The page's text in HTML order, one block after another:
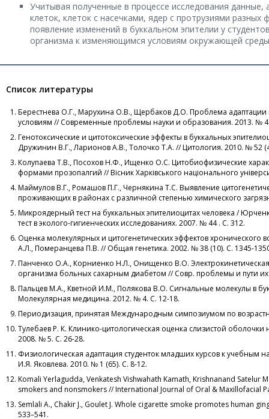
Учитывая полученные в процессе исследования
клеток, клеток с насечками, ядер с протрузиями
появление изменений в буккальном эпителии у
организма к изменяющимся условиям окружающей
Список литературы
Берестнева О.Г., Марухина О.В., Щербаков Д.О. Проблема адаптации
условиям // Современные проблемы науки и образования. 2013. №
Генотоксические и цитотоксические эффекты в буккальных
Дружинин В.Г., Ларионов А.В., Толочко Т.А. // Цитология. 2010. № 52
Колупаева Т.В., Посохов Н.Ф., Ищенко О.С. Цитобиофизические
формами прозопалгий // Вісник Харківського національного
Маймулов В.Г., Ромашов П.Г., Чернякина Т.С. Выявление
проживающих в районах с различной степенью химического
Микроядерный тест на буккальных эпителиоцитах человека /
тест в эколого-гигиенческих исследованиях. 2007. № 44 . С. 312.
Оценка молекулярных и цитогенетических эффектов
А.Л., Померанцева П.В. // Общая генетика. 2002. № 38 (10). С. 1345-
Панченко О.А., Корниенко Н.Л., Онищенко В.О.
организма больных сахарным диабетом // Совр. проблемы и пути
Пальцев М.А., Кветной И.М., Полякова В.О. Сигнальные молекулы в
Молекулярная медицина. 2012. № 4. С. 12-18.
Периодизация, принятая Международным симпозиумом по
Тулебаев Р. К. Клинико-цитологическая оценка слизистой
2008. № 5. С. 26-28.
Физиологическая адаптация студенток младших курсов к
И.Я. Яковлева. 2010. № 1 (65). С. 8-12.
Komali Yerlagudda, Venkatesh Vishwahath Kamath, Krishnanand
smokers and nonsmokers // International Journal of Oral & Maxillofacial
Semlali A., Chakir J., Goulet J. Whole cigarette smoke promotes human
533–541.